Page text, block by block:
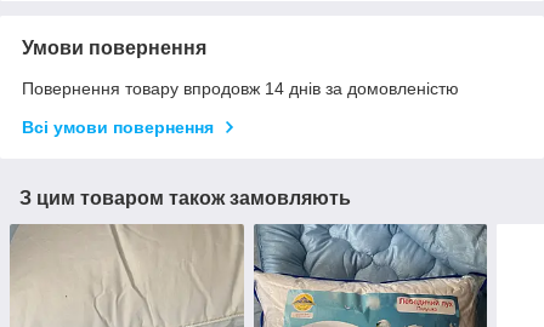
Умови повернення
Повернення товару впродовж 14 днів за домовленістю
Всі умови повернення
З цим товаром також замовляють